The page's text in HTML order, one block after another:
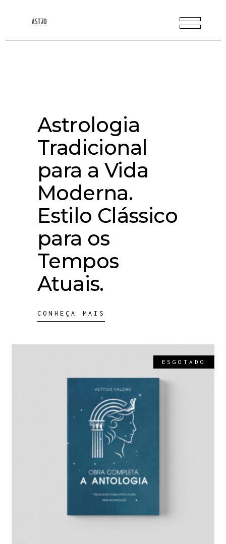
Astrologia
Tradicional
para a Vida
Moderna.
Estilo Clássico
para os
Tempos
Atuais.
CONHEÇA MAIS
ESGOTADO
LER MAIS